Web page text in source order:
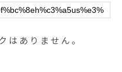
松江 #島根 #山陰
です。.○6℃以下で6時間
以下で13時間保冷力.キ
はありません。